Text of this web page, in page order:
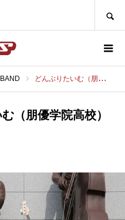
BAND どんぶりたいむ（朋優学院高校）
（朋優学院高校）